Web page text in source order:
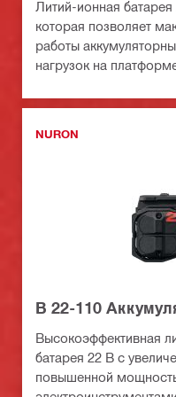
Литий-ионная
которая позволяет
работы
нагрузок на
NURON
B 22-110
Высокоэффективная
батарея 22 В с
повышенной